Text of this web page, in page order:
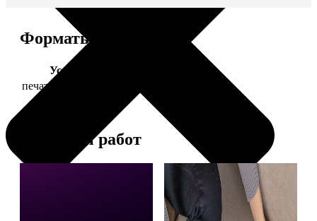
Форматы и цены
Услуга
печать фото 10х15
Примеры работ